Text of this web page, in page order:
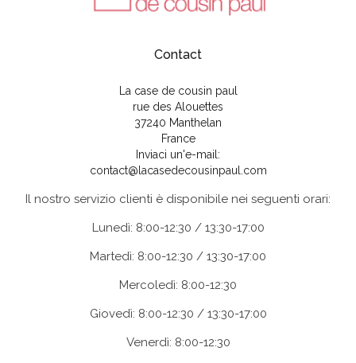
Contact
La case de cousin paul
rue des Alouettes
37240 Manthelan
France
Inviaci un'e-mail:
contact@lacasedecousinpaul.com
Il nostro servizio clienti è disponibile nei seguenti orari:
Lunedì: 8:00-12:30 / 13:30-17:00
Martedì: 8:00-12:30 / 13:30-17:00
Mercoledì: 8:00-12:30
Giovedì: 8:00-12:30 / 13:30-17:00
Venerdì: 8:00-12:30